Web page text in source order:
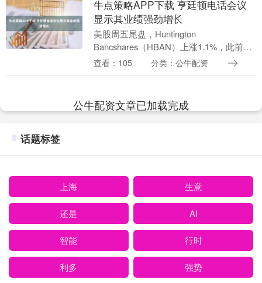
牛点策略APP下载 亨廷顿电话会议
显示其业绩强劲增长
美股周五尾盘，Huntington
Bancshares（HBAN）上涨1.1%，此前该
公司召开的2025年第三季度财报电话会议
查看：105 分类：公牛配资
公牛配资文章已加载完成
话题标签
上海 生意
还是 AI
智能 行时
利多 强势